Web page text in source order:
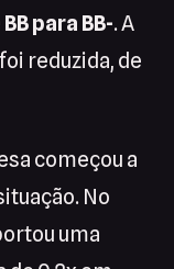
BB para BB-. A
reduzida, de
começou a
No
uma